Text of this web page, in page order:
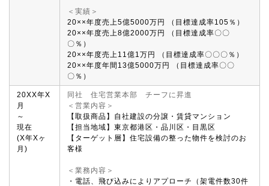
＜実績＞
20××年度売上5億5000万円 （目標達成率105％）
20××年度売上8億2000万円 （目標達成率〇〇
〇％）
20××年度売上11億1万円 （目標達成率〇〇〇％）
20××年度年間13億5000万円 （目標達成率〇〇
〇％）
20XX年X
月
～
現在
(X年Xヶ
月)
同社 住宅営業本部 チーフに昇進
＜営業内容＞
【取扱商品】自社建設の分譲・賃貸マンション
【担当地域】東京都港区・品川区・目黒区
【ターゲット層】住宅設備の整った物件を検討のお
客様
＜業務内容＞
・電話、飛び込みによりアプローチ（架電件数30件